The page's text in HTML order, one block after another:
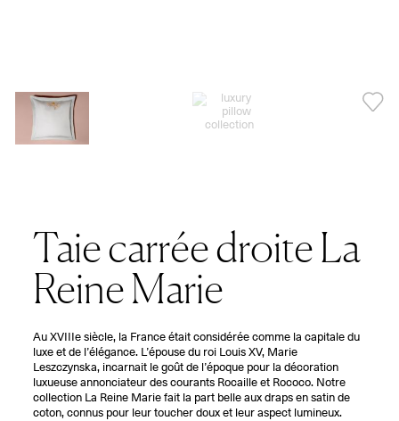
Taie carrée droite La
Reine Marie
Au XVIIIe siècle, la France était considérée comme la capitale du
luxe et de l’élégance. L’épouse du roi Louis XV, Marie
Leszczynska, incarnait le goût de l’époque pour la décoration
luxueuse annonciateur des courants Rocaille et Rococo. Notre
collection La Reine Marie fait la part belle aux draps en satin de
coton, connus pour leur toucher doux et leur aspect lumineux.